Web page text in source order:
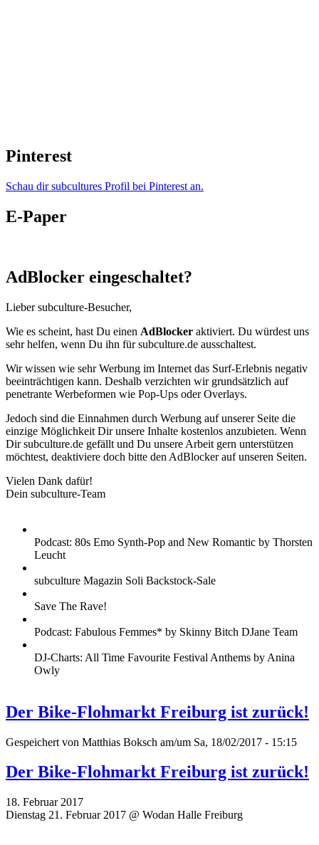
Pinterest
Schau dir subcultures Profil bei Pinterest an.
E-Paper
AdBlocker eingeschaltet?
Lieber subculture-Besucher,
Wie es scheint, hast Du einen AdBlocker aktiviert. Du würdest uns
sehr helfen, wenn Du ihn für subculture.de ausschaltest.
Wir wissen wie sehr Werbung im Internet das Surf-Erlebnis negativ
beeinträchtigen kann. Deshalb verzichten wir grundsätzlich auf
penetrante Werbeformen wie Pop-Ups oder Overlays.
Jedoch sind die Einnahmen durch Werbung auf unserer Seite die
einzige Möglichkeit Dir unsere Inhalte kostenlos anzubieten. Wenn
Dir subculture.de gefällt und Du unsere Arbeit gern unterstützen
möchtest, deaktiviere doch bitte den AdBlocker auf unseren Seiten.
Vielen Dank dafür!
Dein subculture-Team
Podcast: 80s Emo Synth-Pop and New Romantic by Thorsten
Leucht
subculture Magazin Soli Backstock-Sale
Save The Rave!
Podcast: Fabulous Femmes* by Skinny Bitch DJane Team
DJ-Charts: All Time Favourite Festival Anthems by Anina
Owly
Der Bike-Flohmarkt Freiburg ist zurück!
Gespeichert von Matthias Boksch am/um Sa, 18/02/2017 - 15:15
Der Bike-Flohmarkt Freiburg ist zurück!
18. Februar 2017
Dienstag 21. Februar 2017 @ Wodan Halle Freiburg